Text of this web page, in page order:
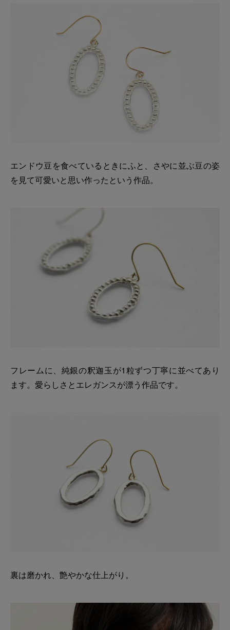
エンドウ豆を食べているときにふと、さやに並ぶ豆の姿
を見て可愛いと思い作ったという作品。
フレームに、純銀の釈迦玉が1粒ずつ丁寧に並べてあり
ます。愛らしさとエレガンスが漂う作品です。
裏は磨かれ、艶やかな仕上がり。